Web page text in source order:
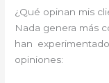
¿Qué opinan mis
Nada genera más
han
opiniones: